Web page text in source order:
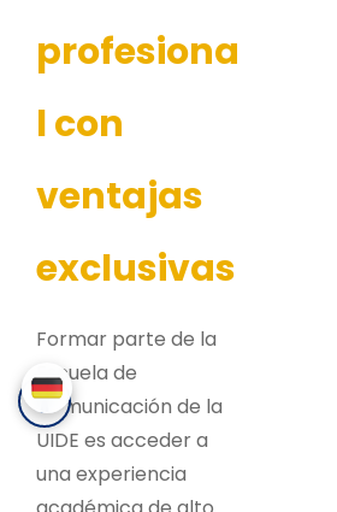
profesiona
l con
ventajas
exclusivas
Formar parte de la
Escuela de
Comunicación de la
UIDE es acceder a
una experiencia